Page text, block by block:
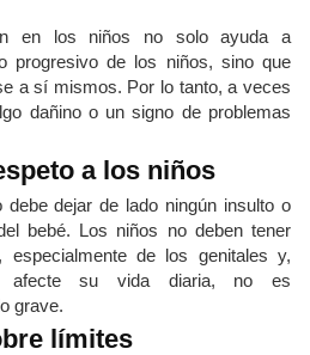
en los niños no solo ayuda a
progresivo de los niños, sino que
a sí mismos. Por lo tanto, a veces
dañino o un signo de problemas
a los niños
dejar de lado ningún insulto o
bebé. Los niños no deben tener
especialmente de los genitales y,
afecte su vida diaria, no es
grave.
límites